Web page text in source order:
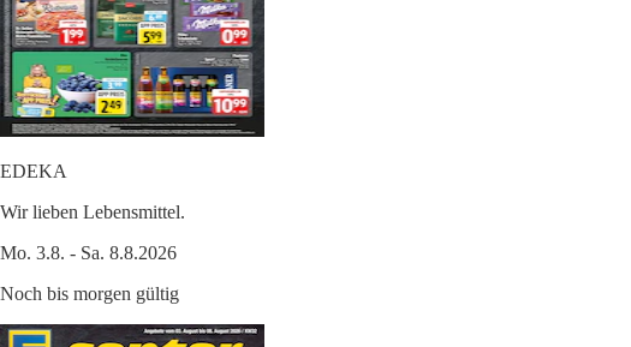
EDEKA
Wir lieben Lebensmittel.
Mo. 3.8. - Sa. 8.8.2026
Noch bis morgen gültig